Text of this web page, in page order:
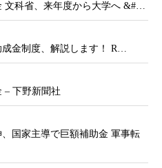
文科省、来年度から大学へ &#…
金制度、解説します！ R…
– 下野新聞社
国家主導で巨額補助金 軍事転